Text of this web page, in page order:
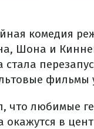
комедия
Шона и
стала
фильмы
что любимые
в